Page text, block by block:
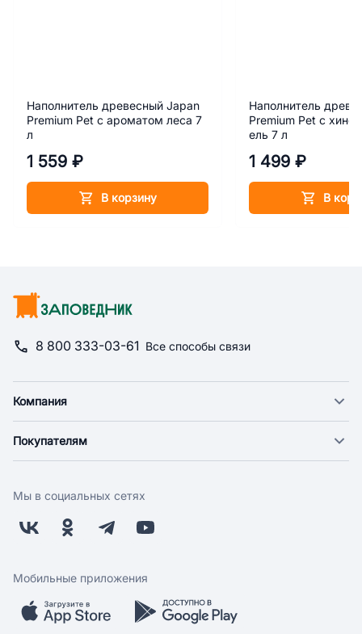
Наполнитель древесный Japan
Premium Pet с ароматом леса 7
л
1 559 ₽
В корзину
Наполнитель
Premium Pet с
ель 7 л
1 499 ₽
В
8 800 333-03-61 Все способы связи
Компания
Новости
Поставщикам
Заводчикам
Обратная связь
Покупателям
Оплата
Бонусная программа
Скидки и акции
Мобильное приложение
Мы в социальных сетях
Мобильные приложения